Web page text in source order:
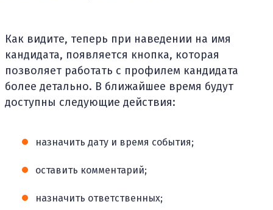
Как видите, теперь при наведении на имя
кандидата, появляется кнопка, которая
позволяет работать с профилем кандидата
более детально. В ближайшее время будут
доступны следующие действия:
назначить дату и время события;
оставить комментарий;
назначить ответственных;